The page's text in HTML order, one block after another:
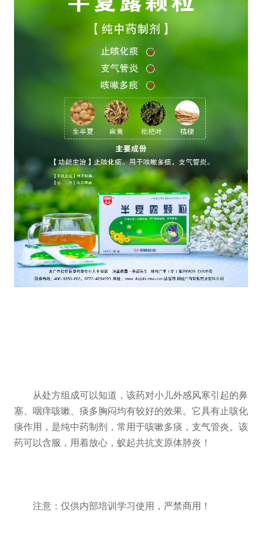
从处方组成可以知道，该药对小儿外感风寒引起的鼻
塞、咽痒咳嗽、痰多胸闷均有较好的效果。它具有止咳化
痰作用，是纯中药制剂，常用于咳嗽多痰，支气管炎。该
药可以含服，用着放心，蚁起共抗支原体肺炎！
注意：仅供内部培训学习使用，严禁商用！